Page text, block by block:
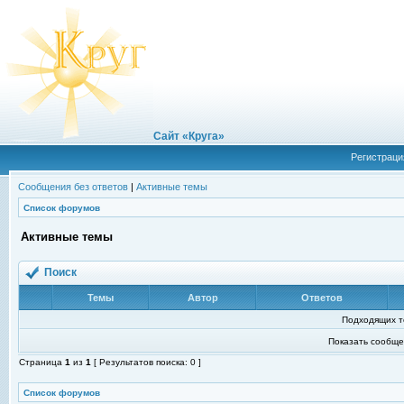
Сайт «Круга»
Сообщения без ответов | Активные темы
Список форумов
Активные темы
Поиск
Темы Автор Ответов
Подходящих
Показать
Страница 1 из 1 [ Результатов поиска: 0 ]
Список форумов